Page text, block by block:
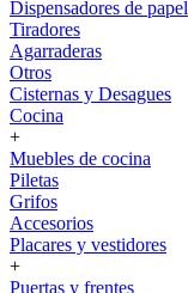
Dispensadores de papel
Tiradores
Agarraderas
Otros
Cisternas y Desagues
Cocina
+
Muebles de cocina
Piletas
Grifos
Accesorios
Placares y vestidores
+
Puertas y frentes